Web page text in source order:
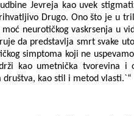
Jevreja kao uvek
Drugo. Ono što je u
neurotičkog vaskrsenja u
da predstavlja smrt svake
simptoma koji ne
kao umetnička tvorevina i
kao stil i metod vlasti.`“